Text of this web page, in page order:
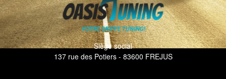
Siège social
137 rue des Potiers - 83600 FREJUS